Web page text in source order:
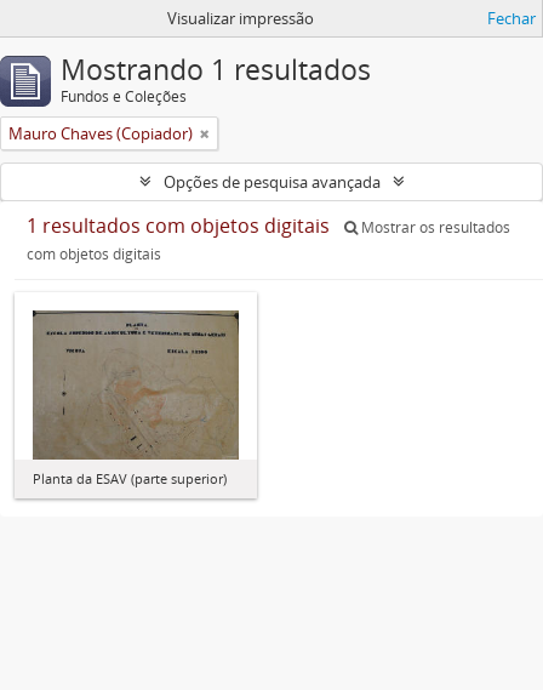
Visualizar impressão Fechar
Mostrando 1 resultados
Fundos e Coleções
Mauro Chaves (Copiador)
Opções de pesquisa avançada
1 resultados com objetos digitais
Mostrar os resultados
com objetos digitais
Planta da ESAV (parte superior)